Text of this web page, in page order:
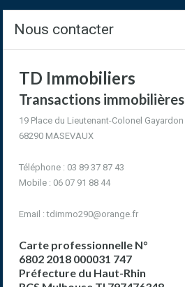
Nous contacter
TD Immobiliers
Transactions immobilières
19 Place du Lieutenant-Colonel Gayardon
68290 MASEVAUX
Téléphone : 03 89 37 87 43
Mobile : 06 07 91 88 44
Email :tdimmo290@orange.fr
Carte professionnelle N°
6802 2018 000031 747
Préfecture du Haut-Rhin